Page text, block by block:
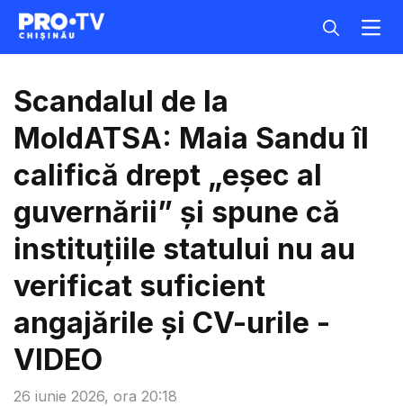
26 iunie 2026, ora 20:18
Scandalul de la
MoldATSA: Maia Sandu îl
califică drept „eșec al
guvernării” și spune că
instituțiile statului nu au
verificat suficient
angajările și CV-urile -
VIDEO